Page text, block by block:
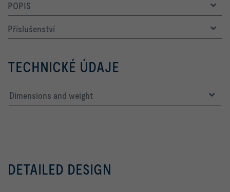
POPIS
Příslušenství
TECHNICKÉ ÚDAJE
Dimensions and weight
DETAILED DESIGN